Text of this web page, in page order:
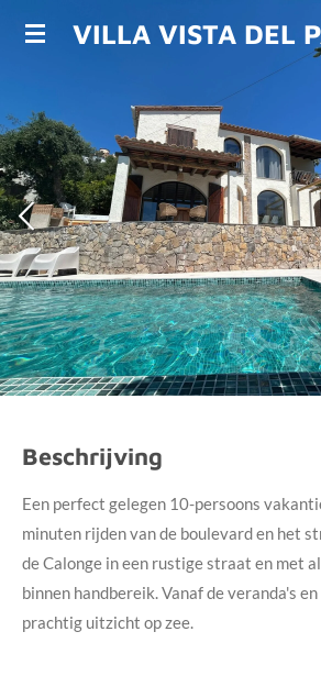
Ga
de
hoofdinhoud
VILLA VISTA DEL
Beschrijving
Een perfect gelegen 10-persoons
minuten rijden van de boulevard en het
de Calonge in een rustige straat en met
binnen handbereik. Vanaf de veranda's
prachtig uitzicht op zee.